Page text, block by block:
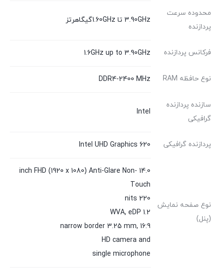
محدوده سرعت
پردازنده
‎3.90GHz تا ‎1.60GHzگیگاهرتز
فرکانس پردازنده ‎1.6GHz up to ‎3.90GHz
نوع حافظه RAM DDR4-2400 MHz
سازنده پردازنده
گرافیکی
Intel
پردازنده گرافیکی Intel UHD Graphics 620
نوع صفحه نمایش
(پنل)
14.0 inch FHD (1920 x 1080) Anti-Glare Non-
Touch
220 nits
WVA, eDP 1.2
narrow border 3.25 mm, 16:9
HD camera and
single microphone